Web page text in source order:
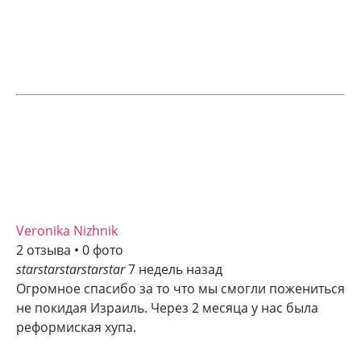
Veronika Nizhnik
2 отзыва • 0 фото
starstarstarstarstar7 недель назад
Огромное спасибо за то что мы смогли пожениться
не покидая Израиль. Через 2 месяца у нас была
реформиская хупа.